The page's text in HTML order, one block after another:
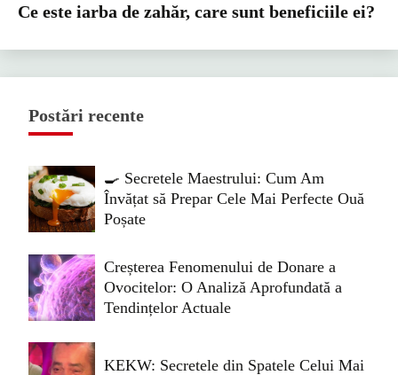
Ce este iarba de zahăr, care sunt beneficiile ei?
Postări recente
🍳 Secretele Maestrului: Cum Am
Învățat să Prepar Cele Mai Perfecte Ouă
Poșate
Creșterea Fenomenului de Donare a
Ovocitelor: O Analiză Aprofundată a
Tendințelor Actuale
KEKW: Secretele din Spatele Celui Mai